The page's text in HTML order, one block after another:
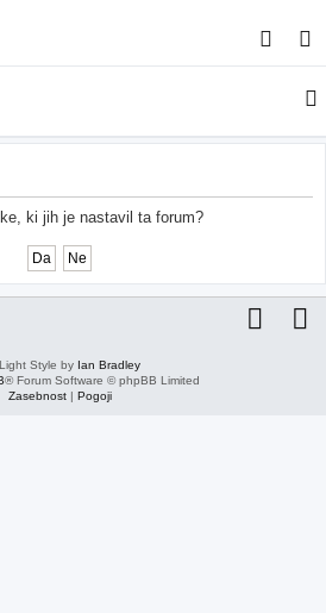
s
a
j
ki jih je nastavil ta forum?
Style by Ian Bradley
® Forum Software © phpBB Limited
Zasebnost| Pogoji